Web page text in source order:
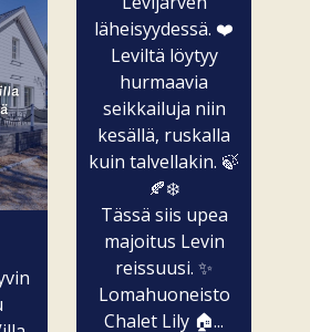
läheisyydessä. ❤️
Leviltä löytyy
hurmaavia
seikkailuja niin
kesällä, ruskalla
kuin talvellakin. 🍃
🍂❄️
Tässä siis upea
majoitus Levin
reissuusi. ✨
Lomahuoneisto
Chalet Lily 🏠...